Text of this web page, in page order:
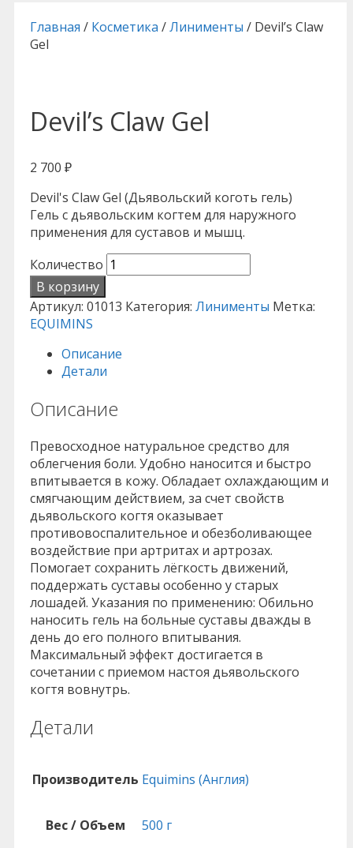
Главная / Косметика /Линименты / Devil’s Claw
Gel
Devil’s Claw Gel
2 700 ₽
Devil's Claw Gel (Дьявольский коготь гель)
Гель с дьявольским когтем для наружного
применения для суставов и мышц.
Количество
В корзину
Артикул: 01013 Категория: Линименты Метка:
EQUIMINS
Описание
Детали
Описание
Превосходное натуральное средство для
облегчения боли. Удобно наносится и быстро
впитывается в кожу. Обладает охлаждающим и
смягчающим действием, за счет свойств
дьявольского когтя оказывает
противовоспалительное и обезболивающее
воздействие при артритах и артрозах.
Помогает сохранить лёгкость движений,
поддержать суставы особенно у старых
лошадей. Указания по применению: Обильно
наносить гель на больные суставы дважды в
день до его полного впитывания.
Максимальный эффект достигается в
сочетании с приемом настоя дьявольского
когтя вовнутрь.
Детали
Производитель Equimins (Англия)
Вес / Объем 500 г